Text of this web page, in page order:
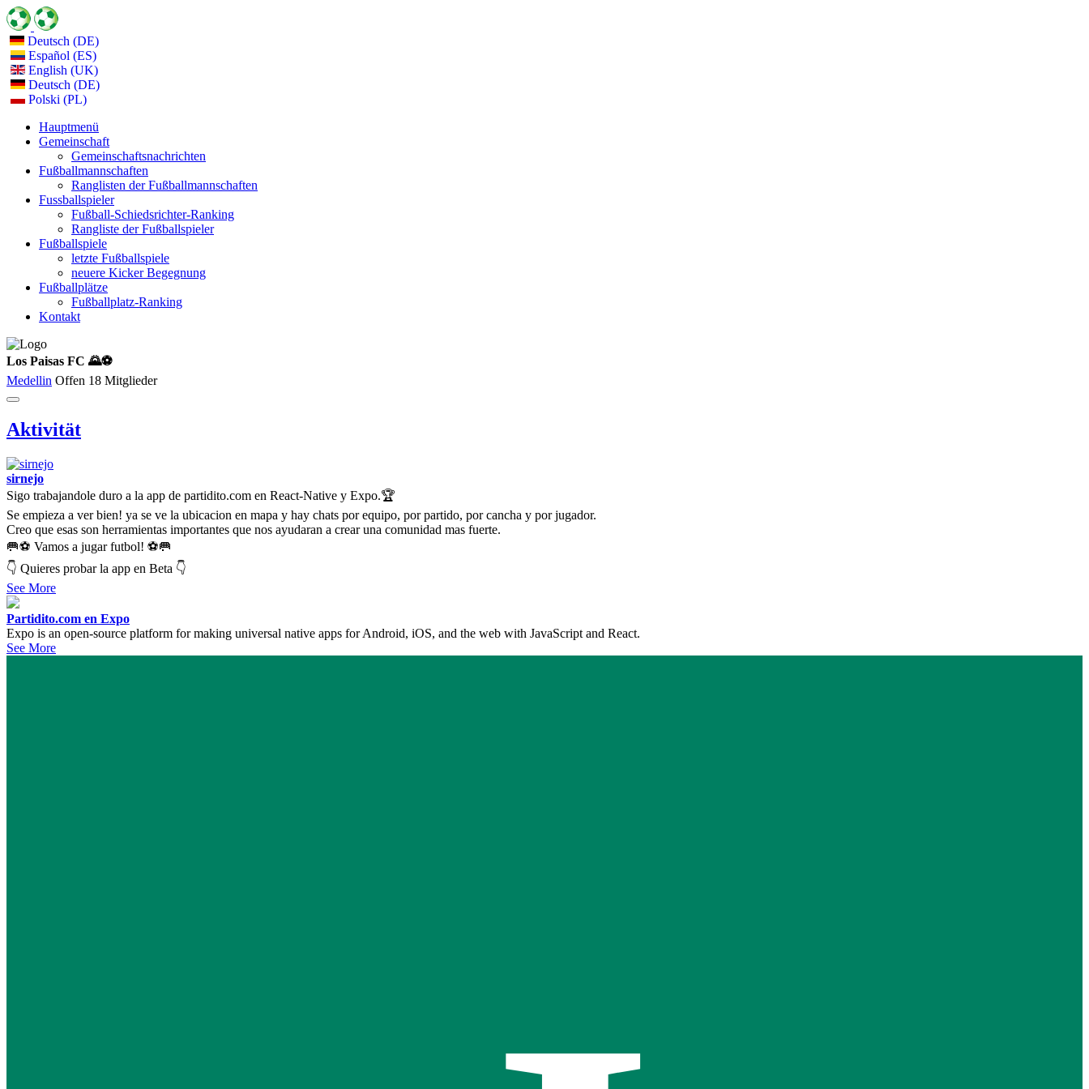
Deutsch (DE)
Español (ES)
English (UK)
Deutsch (DE)
Polski (PL)
Hauptmenü
Gemeinschaft
Gemeinschaftsnachrichten
Fußballmannschaften
Ranglisten der Fußballmannschaften
Fussballspieler
Fußball-Schiedsrichter-Ranking
Rangliste der Fußballspieler
Fußballspiele
letzte Fußballspiele
neuere Kicker Begegnung
Fußballplätze
Fußballplatz-Ranking
Kontakt
Los Paisas FC 🌄⚽
Medellin Offen 18 Mitglieder
Aktivität
sirnejo
Sigo trabajandole duro a la app de partidito.com en React-Native y Expo.🏆
Se empieza a ver bien! ya se ve la ubicacion en mapa y hay chats por equipo, por partido, por cancha y por jugador.
Creo que esas son herramientas importantes que nos ayudaran a crear una comunidad mas fuerte.
🥅⚽ Vamos a jugar futbol! ⚽🥅
👇 Quieres probar la app en Beta 👇
See More
Partidito.com en Expo
Expo is an open-source platform for making universal native apps for Android, iOS, and the web with JavaScript and React.
See More